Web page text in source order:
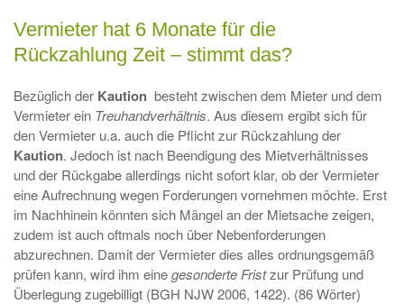
Vermieter hat 6 Monate für die
Rückzahlung Zeit – stimmt das?
Bezüglich der Kaution besteht zwischen dem Mieter und dem
Vermieter ein Treuhandverhältnis. Aus diesem ergibt sich für
den Vermieter u.a. auch die Pflicht zur Rückzahlung der
Kaution. Jedoch ist nach Beendigung des Mietverhältnisses
und der Rückgabe allerdings nicht sofort klar, ob der Vermieter
eine Aufrechnung wegen Forderungen vornehmen möchte. Erst
im Nachhinein könnten sich Mängel an der Mietsache zeigen,
zudem ist auch oftmals noch über Nebenforderungen
abzurechnen. Damit der Vermieter dies alles ordnungsgemäß
prüfen kann, wird ihm einegesonderte Fristzur Prüfung und
Überlegung zugebilligt (BGH NJW 2006, 1422). (86 Wörter)